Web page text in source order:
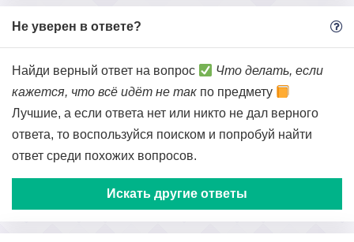
Не уверен в ответе?
Найди верный ответ на вопрос
Что делать, если
кажется, что всё идёт не так по предмету
Лучшие, а если ответа нет или никто не дал верного
ответа, то воспользуйся поиском и попробуй найти
ответ среди похожих вопросов.
Искать другие ответы